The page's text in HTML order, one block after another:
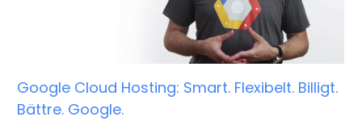
Google Cloud Hosting: Smart. Flexibelt. Billigt.
Bättre. Google.